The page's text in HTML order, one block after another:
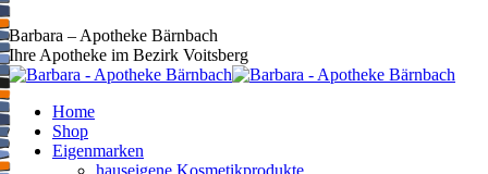
Barbara – Apotheke Bärnbach
Ihre Apotheke im Bezirk Voitsberg
Home
Shop
Eigenmarken
hauseigene Kosmetikprodukte